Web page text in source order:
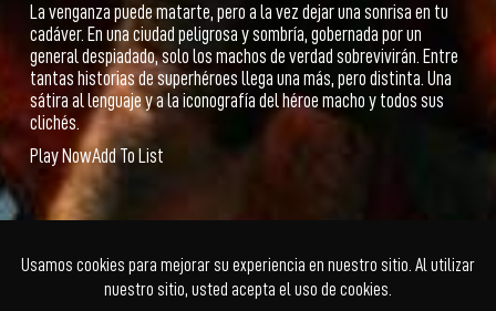
La venganza puede matarte, pero a la vez dejar una sonrisa en tu
cadáver. En una ciudad peligrosa y sombría, gobernada por un
general despiadado, solo los machos de verdad sobrevivirán. Entre
tantas historias de superhéroes llega una más, pero distinta. Una
sátira al lenguaje y a la iconografía del héroe macho y todos sus
clichés.
Play NowAdd To List